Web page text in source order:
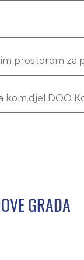
prostorom za
kom.djel.DOO
GRADA